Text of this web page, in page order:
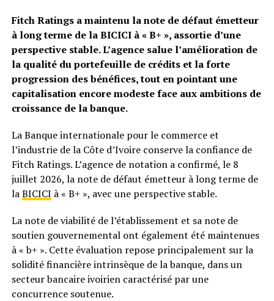
Fitch Ratings a maintenu la note de défaut émetteur
à long terme de la BICICI à « B+ », assortie d’une
perspective stable. L’agence salue l’amélioration de
la qualité du portefeuille de crédits et la forte
progression des bénéfices, tout en pointant une
capitalisation encore modeste face aux ambitions de
croissance de la banque.
La Banque internationale pour le commerce et
l’industrie de la Côte d’Ivoire conserve la confiance de
Fitch Ratings. L’agence de notation a confirmé, le 8
juillet 2026, la note de défaut émetteur à long terme de
laBICICI à « B+ », avec une perspective stable.
La note de viabilité de l’établissement et sa note de
soutien gouvernemental ont également été maintenues
à « b+ ». Cette évaluation repose principalement sur la
solidité financière intrinsèque de la banque, dans un
secteur bancaire ivoirien caractérisé par une
concurrence soutenue.